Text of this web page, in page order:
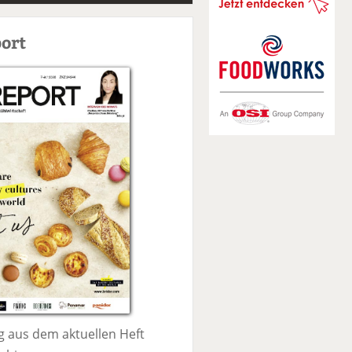
S
u
aus dem aktuellen Heft